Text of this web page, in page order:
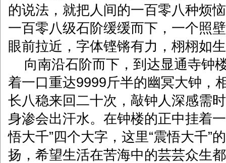
的说法，就把人间的一百零八种烦
一百零八级石阶缓缓而下，一个照
眼前拉近，字体铿锵有力，栩栩如
向南沿石阶而下，到达显通寺钟
着一口重达9999斤半的幽冥大钟，
长八稳来回二十次，敲钟人深感需
身渗会出汗水。在钟楼的正中挂着
悟大千”四个大字，这里“震悟大千”
扬，希望生活在苦海中的芸芸众生